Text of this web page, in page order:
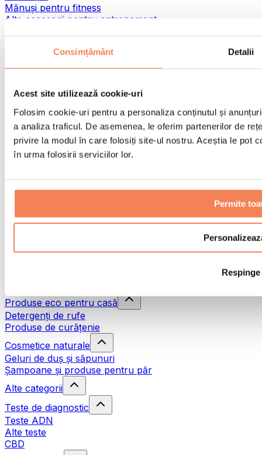
Consimțământ Detalii
Acest site utilizează cookie-uri
Folosim cookie-uri pentru a personaliza conținutul și
a analiza traficul. De asemenea, le oferim partenerilor de
privire la modul în care folosiți site-ul nostru. Aceștia le pot
în urma folosirii serviciilor lor.
Permite
Respinge
Mănuși pentru fitness
Alte accesorii pentru antrenament
Ajutoare pentru reabilitare
Pistoale de masaj
Genți și accesorii pentru alimente
Genți pentru sala de sport
Rucsacuri
Accesorii în funcție de activitate
Sporturi de contact
Terapie prin frig
Produse eco pentru casă
Detergenți de rufe
Produse de curățenie
Cosmetice naturale
Geluri de duș și săpunuri
Șampoane și produse pentru păr
Alte categorii
Teste de diagnostic
Teste ADN
Alte teste
CBD